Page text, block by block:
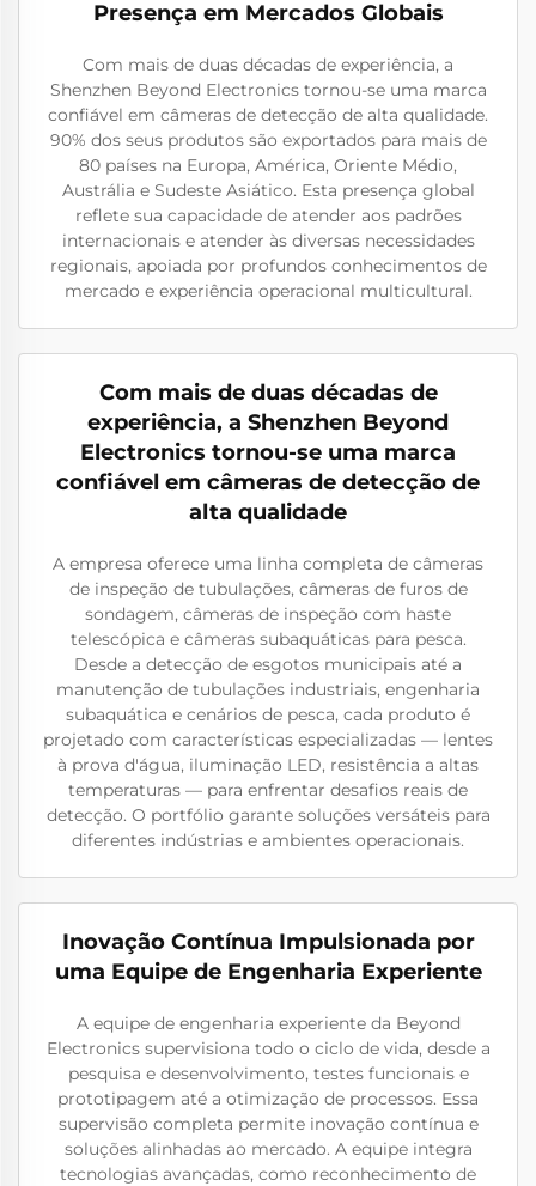
Presença em Mercados Globais
Com mais de duas décadas de experiência, a
Shenzhen Beyond Electronics tornou-se uma marca
confiável em câmeras de detecção de alta qualidade.
90% dos seus produtos são exportados para mais de
80 países na Europa, América, Oriente Médio,
Austrália e Sudeste Asiático. Esta presença global
reflete sua capacidade de atender aos padrões
internacionais e atender às diversas necessidades
regionais, apoiada por profundos conhecimentos de
mercado e experiência operacional multicultural.
Com mais de duas décadas de
experiência, a Shenzhen Beyond
Electronics tornou-se uma marca
confiável em câmeras de detecção de
alta qualidade
A empresa oferece uma linha completa de câmeras
de inspeção de tubulações, câmeras de furos de
sondagem, câmeras de inspeção com haste
telescópica e câmeras subaquáticas para pesca.
Desde a detecção de esgotos municipais até a
manutenção de tubulações industriais, engenharia
subaquática e cenários de pesca, cada produto é
projetado com características especializadas — lentes
à prova d'água, iluminação LED, resistência a altas
temperaturas — para enfrentar desafios reais de
detecção. O portfólio garante soluções versáteis para
diferentes indústrias e ambientes operacionais.
Inovação Contínua Impulsionada por
uma Equipe de Engenharia Experiente
A equipe de engenharia experiente da Beyond
Electronics supervisiona todo o ciclo de vida, desde a
pesquisa e desenvolvimento, testes funcionais e
prototipagem até a otimização de processos. Essa
supervisão completa permite inovação contínua e
soluções alinhadas ao mercado. A equipe integra
tecnologias avançadas, como reconhecimento de